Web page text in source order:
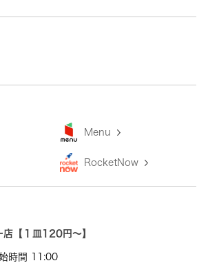
Menu
RocketNow
店【１皿120円～】
時間 11:00